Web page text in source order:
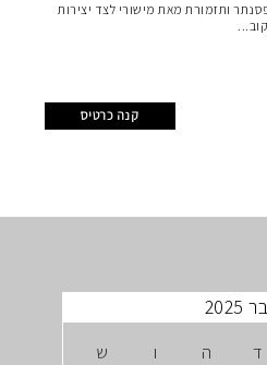
ותזמורת מאת מישורי לצד יצירות
קנה כרטיס
ד ה ו
ש